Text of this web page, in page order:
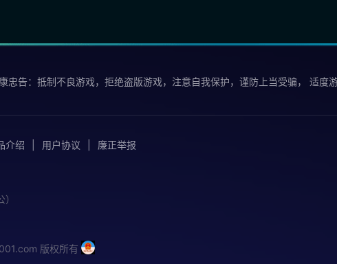
忠告：抵制不良游戏，拒绝盗版游戏，注意自我保护，谨防上当受骗， 适度
介绍 用户协议 廉正举报
版权所有